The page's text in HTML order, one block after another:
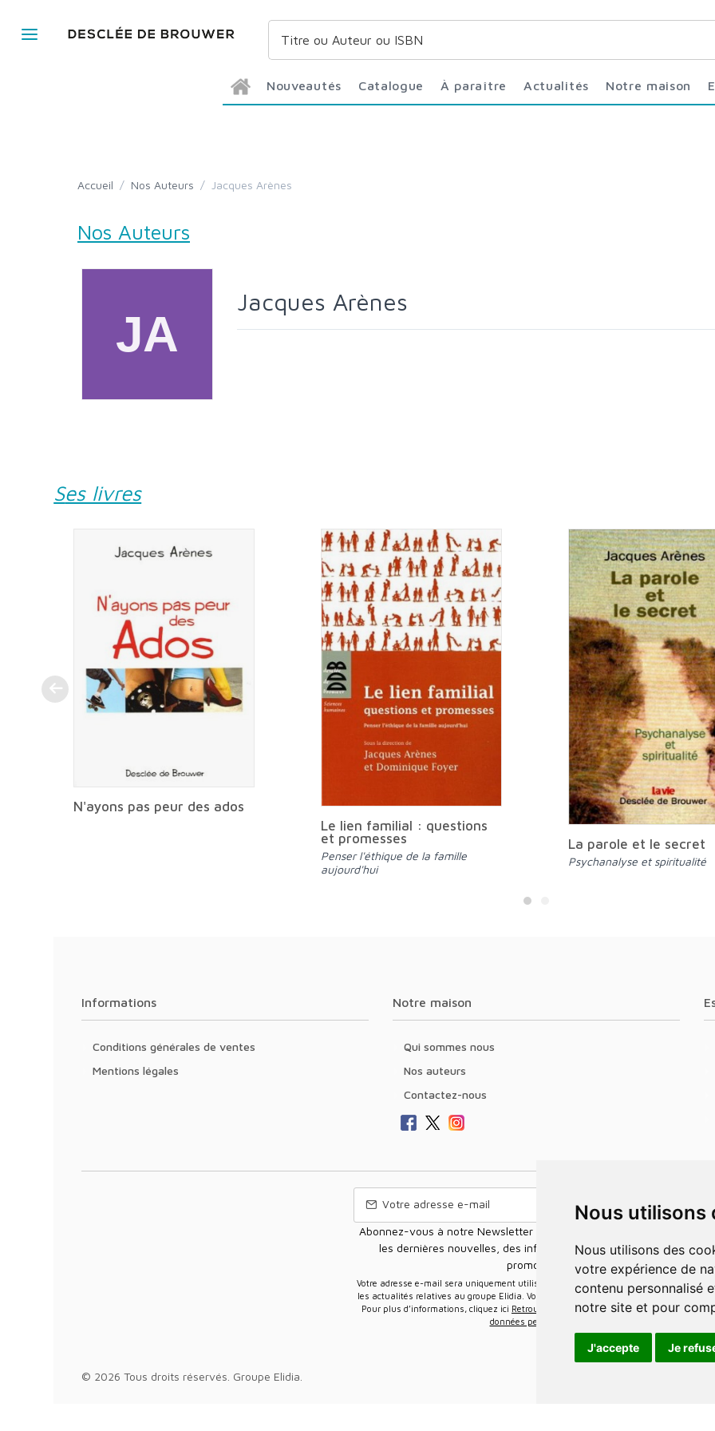
Nous
Nous utilisons des cookies et d'autres technologies de suivi pour améliorer
votre expérience de
contenu personnalisé
notre site et pour
J'accepte Je
Nouveautés Catalogue À paraître Actualités Notre maison
Accueil / Nos Auteurs / Jacques Arènes
Nos Auteurs
Jacques Arènes
Ses livres
N'ayons pas peur des ados
Le lien familial : questions
et promesses
Penser l'éthique de la famille
aujourd'hui
La parole et le secret
Psychanalyse et spiritualité
Informations
Conditions générales de ventes
Mentions légales
Notre maison
Qui sommes nous
Nos auteurs
Contactez-nous
Abonnez-vous à notre Newsletter pour recevoir nos nouvelles offres,
les dernières nouvelles, des informations sur les ventes et les
promotions.
Votre adresse e-mail sera uniquement utilisée pour vous envoyer des informations sur
les actualités relatives au groupe Elidia. Vous pouvez vous désinscrire à tout moment.
Pour plus d’informations, cliquez ici Retrouvez ici notre politique de protection de vos
données personnelles
© 2026 Tous droits réservés. Groupe Elidia